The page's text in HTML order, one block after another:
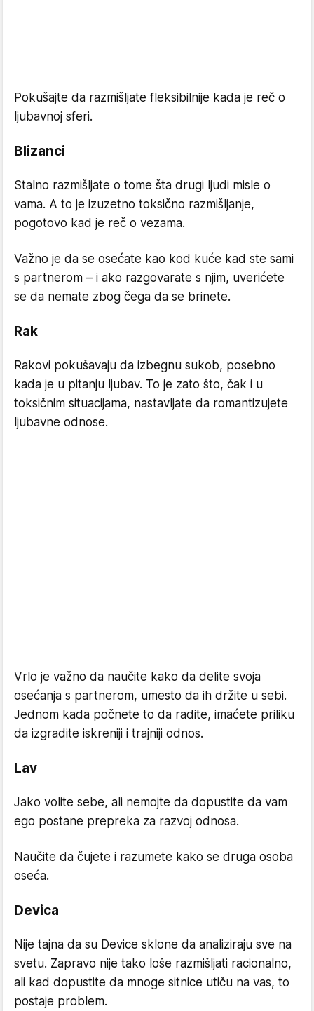
Pokušajte da razmišljate fleksibilnije kada je reč o
ljubavnoj sferi.
Blizanci
Stalno razmišljate o tome šta drugi ljudi misle o
vama. A to je izuzetno toksično razmišljanje,
pogotovo kad je reč o vezama.
Važno je da se osećate kao kod kuće kad ste sami
s partnerom – i ako razgovarate s njim, uverićete
se da nemate zbog čega da se brinete.
Rak
Rakovi pokušavaju da izbegnu sukob, posebno
kada je u pitanju ljubav. To je zato što, čak i u
toksičnim situacijama, nastavljate da romantizujete
ljubavne odnose.
Vrlo je važno da naučite kako da delite svoja
osećanja s partnerom, umesto da ih držite u sebi.
Jednom kada počnete to da radite, imaćete priliku
da izgradite iskreniji i trajniji odnos.
Lav
Jako volite sebe, ali nemojte da dopustite da vam
ego postane prepreka za razvoj odnosa.
Naučite da čujete i razumete kako se druga osoba
oseća.
Devica
Nije tajna da su Device sklone da analiziraju sve na
svetu. Zapravo nije tako loše razmišljati racionalno,
ali kad dopustite da mnoge sitnice utiču na vas, to
postaje problem.